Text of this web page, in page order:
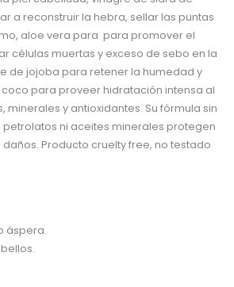
a reconstruir la hebra, sellar las puntas
aloe vera para para promover el
células muertas y exceso de sebo en la
de jojoba para retener la humedad y
para proveer hidratación intensa al
minerales y antioxidantes. Su fórmula sin
petrolatos ni aceites minerales protegen
Producto cruelty free, no testado
áspera.